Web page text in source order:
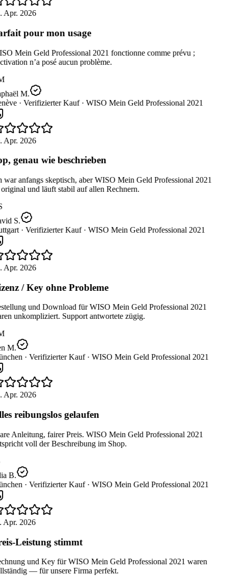
Apr. 2026
pour mon usage
Mein Geld Professional 2021 fonctionne comme prévu ;
n’a posé aucun problème.
M.
· Verifizierter Kauf · WISO Mein Geld Professional 2021
Apr. 2026
genau wie beschrieben
war anfangs skeptisch, aber WISO Mein Geld Professional 2021
und läuft stabil auf allen Rechnern.
S.
· Verifizierter Kauf · WISO Mein Geld Professional 2021
Apr. 2026
/ Key ohne Probleme
und Download für WISO Mein Geld Professional 2021
unkompliziert. Support antwortete zügig.
M.
· Verifizierter Kauf · WISO Mein Geld Professional 2021
Apr. 2026
reibungslos gelaufen
Anleitung, fairer Preis. WISO Mein Geld Professional 2021
voll der Beschreibung im Shop.
B.
· Verifizierter Kauf · WISO Mein Geld Professional 2021
Apr. 2026
Leistung stimmt
und Key für WISO Mein Geld Professional 2021 waren
— für unsere Firma perfekt.